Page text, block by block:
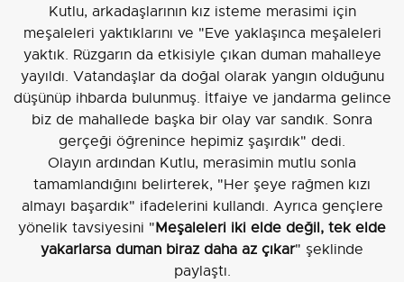
Kutlu, arkadaşlarının kız isteme merasimi için
meşaleleri yaktıklarını ve "Eve yaklaşınca meşaleleri
yaktık. Rüzgarın da etkisiyle çıkan duman mahalleye
yayıldı. Vatandaşlar da doğal olarak yangın olduğunu
düşünüp ihbarda bulunmuş. İtfaiye ve jandarma gelince
biz de mahallede başka bir olay var sandık. Sonra
gerçeği öğrenince hepimiz şaşırdık" dedi.
Olayın ardından Kutlu, merasimin mutlu sonla
tamamlandığını belirterek, "Her şeye rağmen kızı
almayı başardık" ifadelerini kullandı. Ayrıca gençlere
yönelik tavsiyesini "Meşaleleri iki elde değil, tek elde
yakarlarsa duman biraz daha az çıkar" şeklinde
paylaştı.